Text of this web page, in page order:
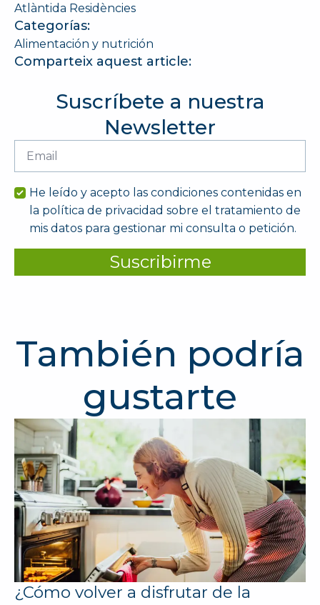
Atlàntida Residències
Categorías:
Alimentación y nutrición
Comparteix aquest article:
Suscríbete a nuestra
Newsletter
Email
He leído y acepto las condiciones contenidas en
la política de privacidad sobre el tratamiento de
mis datos para gestionar mi consulta o petición.
Suscribirme
También podría
gustarte
¿Cómo volver a disfrutar de la